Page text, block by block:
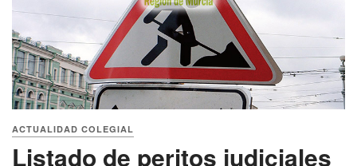
ACTUALIDAD COLEGIAL
Listado de peritos judiciales